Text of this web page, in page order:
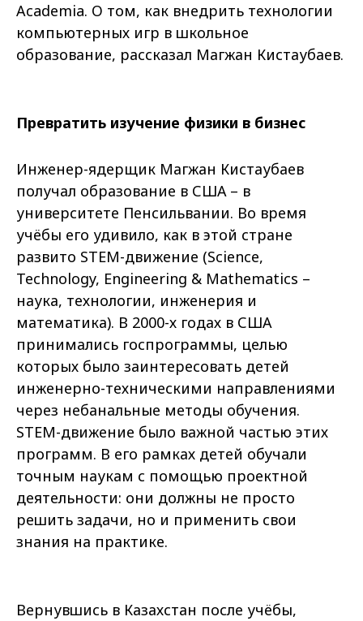
Academia. О том, как внедрить технологии
компьютерных игр в школьное
образование, рассказал Магжан Кистаубаев.
Превратить изучение физики в бизнес
Инженер-ядерщик Магжан Кистаубаев
получал образование в США – в
университете Пенсильвании. Во время
учёбы его удивило, как в этой стране
развито STEM-движение (Science,
Technology, Engineering & Mathematics –
наука, технологии, инженерия и
математика). В 2000-х годах в США
принимались госпрограммы, целью
которых было заинтересовать детей
инженерно-техническими направлениями
через небанальные методы обучения.
STEM-движение было важной частью этих
программ. В его рамках детей обучали
точным наукам с помощью проектной
деятельности: они должны не просто
решить задачи, но и применить свои
знания на практике.
Вернувшись в Казахстан после учёбы,